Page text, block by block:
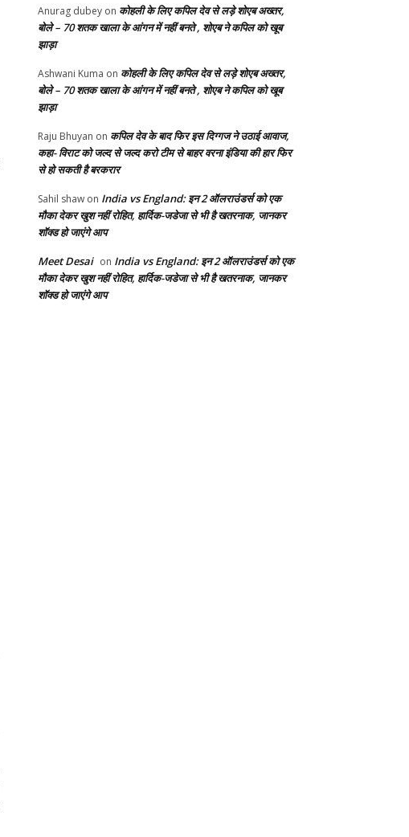
Anurag dubey on कोहली के लिए कपिल देव से लड़े शोएब अख्तर,
बोले – 70 शतक खाला के आंगन में नहीं बनते , शोएब ने कपिल को खूब
झाड़ा
Ashwani Kuma on कोहली के लिए कपिल देव से लड़े शोएब अख्तर,
बोले – 70 शतक खाला के आंगन में नहीं बनते , शोएब ने कपिल को खूब
झाड़ा
Raju Bhuyan on कपिल देव के बाद फिर इस दिग्गज ने उठाई आवाज,
कहा- विराट को जल्द से जल्द करो टीम से बाहर वरना इंडिया की हार फिर
से हो सकती है बरकरार
Sahil shaw on India vs England: इन 2 ऑलराउंडर्स को एक
मौका देकर खुश नहीं रोहित, हार्दिक-जडेजा से भी है खतरनाक, जानकर
शॉक्ड हो जाएंगे आप
Meet Desai on India vs England: इन 2 ऑलराउंडर्स को एक
मौका देकर खुश नहीं रोहित, हार्दिक-जडेजा से भी है खतरनाक, जानकर
शॉक्ड हो जाएंगे आप